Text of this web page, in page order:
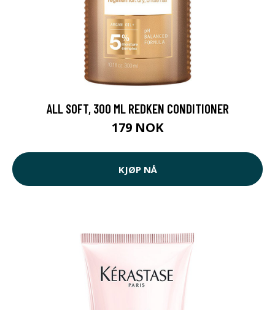
ALL SOFT, 300 ML REDKEN CONDITIONER
179 NOK
KJØP NÅ